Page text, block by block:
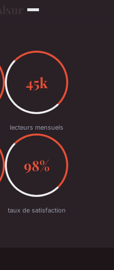
45k
lecteurs mensuels
98%
taux de satisfaction